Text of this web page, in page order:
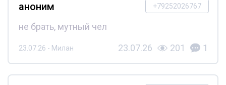
+79252026767
аноним
не брать, мутный чел
23.07.26 - Милан 23.07.26 201 1